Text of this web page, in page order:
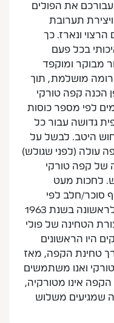
את הפולים
תערובת
הרצוי ונארז. כך
בכל פעם
מבוקר ומוקפד
מושלמת, תוך
הכנה קפה טורקי
לפי מספר כוסות
גדושה עבור כל
היטב. לבשל על
עולה (לפני שגולש)
של קפה טורקי
לחכות מעט
סוכר/חלב לפי
הטעם. הידעת? קפה טורקי יוצר לראשונה בשנת 1963
הטחינה של פולי
היו הראשונים
טחינת הקפה, מאז
ואנו משתמשים
פולי הקפה אינו מטורקיה,
שמגיעים משלוש